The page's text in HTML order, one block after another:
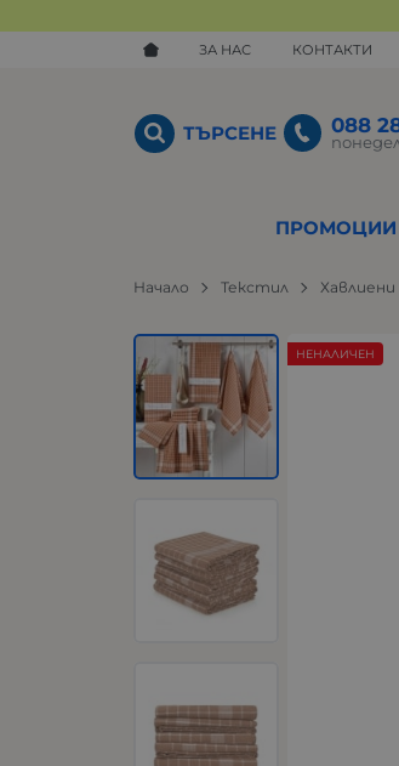
ЗА НАС КОНТАКТИ
ТЪРСЕНЕ 088
ПРОМОЦИИ
Начало Текстил Хавлиени
НЕНАЛИЧЕН